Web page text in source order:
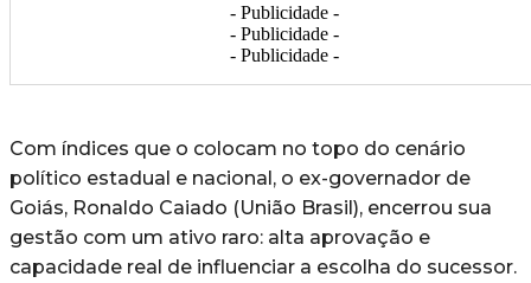
- Publicidade -
- Publicidade -
- Publicidade -
Com índices que o colocam no topo do cenário
político estadual e nacional, o ex-governador de
Goiás, Ronaldo Caiado (União Brasil), encerrou sua
gestão com um ativo raro: alta aprovação e
capacidade real de influenciar a escolha do sucessor.